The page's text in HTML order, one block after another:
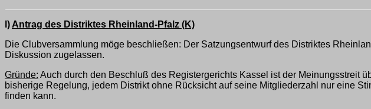
l)Antrag des Distriktes Rheinland-Pfalz (K)
Die Clubversammlung möge beschließen: Der Satzungsentwurf des Distriktes
Diskussion zugelassen.
Gründe: Auch durch den Beschluß des Registergerichts Kassel ist der Meinungsstreit
bisherige Regelung, jedem Distrikt ohne Rücksicht auf seine Mitgliederzahl nur eine
finden kann.